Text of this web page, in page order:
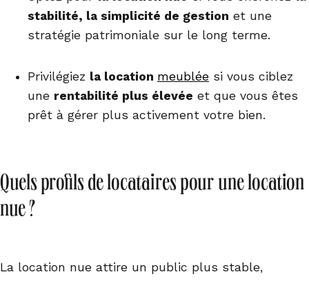
stabilité, la simplicité de gestion et une
stratégie patrimoniale sur le long terme.
Privilégiez la location meublée si vous ciblez
une rentabilité plus élevée et que vous êtes
prêt à gérer plus activement votre bien.
Quels profils de locataires pour une location
nue ?
La location nue attire un public plus stable,